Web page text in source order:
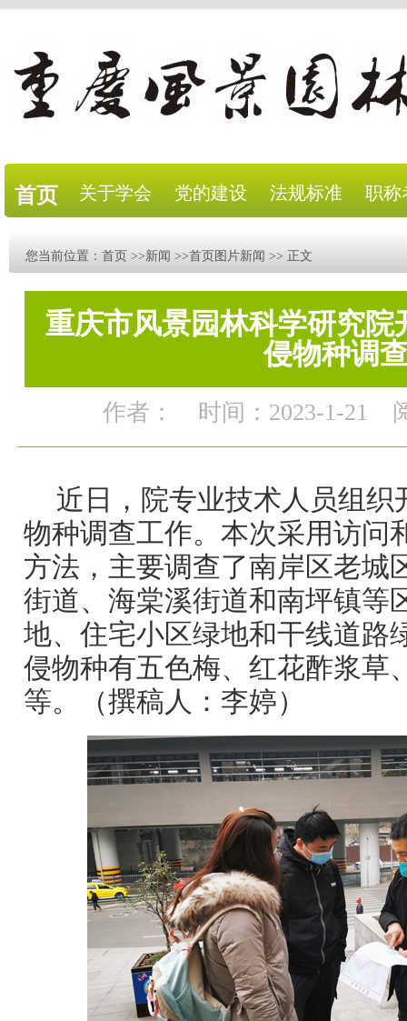
首页 关于学会 党的建设 法规标准 职称
您当前位置： 首页 >>新闻 >>首页图片新闻 >> 正文
重庆市风景园林科学研究院
侵物种调
作者： 时间：2023-1-21
近日，院专业技术人员组织
物种调查工作。本次采用访问
方法，主要调查了南岸区老城
街道、海棠溪街道和南坪镇等
地、住宅小区绿地和干线道路
侵物种有五色梅、红花酢浆草
等。（撰稿人：李婷）